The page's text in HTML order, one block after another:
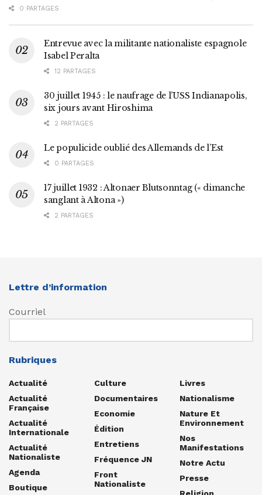
0 PARTAGES
Entrevue avec la militante nationaliste espagnole
Isabel Peralta
12 PARTAGES
30 juillet 1945 : le naufrage de l’USS Indianapolis,
six jours avant Hiroshima
2 PARTAGES
Le populicide oublié des Allemands de l’Est
0 PARTAGES
17 juillet 1932 : Altonaer Blutsonntag (« dimanche
sanglant à Altona »)
2 PARTAGES
Lettre d’information
Courriel
Rubriques
Actualité
Actualité
Française
Actualité
Internationale
Actualité
Nationaliste
Agenda
Boutique
Culture
Documentaires
Economie
Édition
Entretiens
Fréquence JN
Front
Nationaliste
Livres
Nationalisme
Nature Et
Environnement
Nos
Manifestations
Notre Actu
Presse